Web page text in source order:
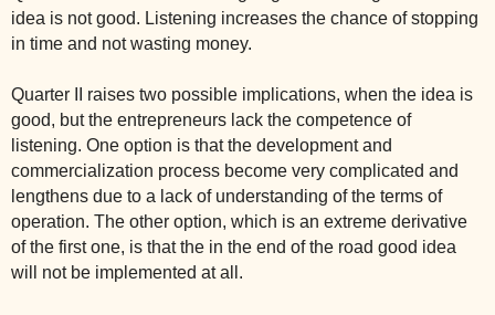
idea is not good. Listening increases the chance of stopping
in time and not wasting money.
Quarter II raises two possible implications, when the idea is
good, but the entrepreneurs lack the competence of
listening. One option is that the development and
commercialization process become very complicated and
lengthens due to a lack of understanding of the terms of
operation. The other option, which is an extreme derivative
of the first one, is that the in the end of the road good idea
will not be implemented at all.